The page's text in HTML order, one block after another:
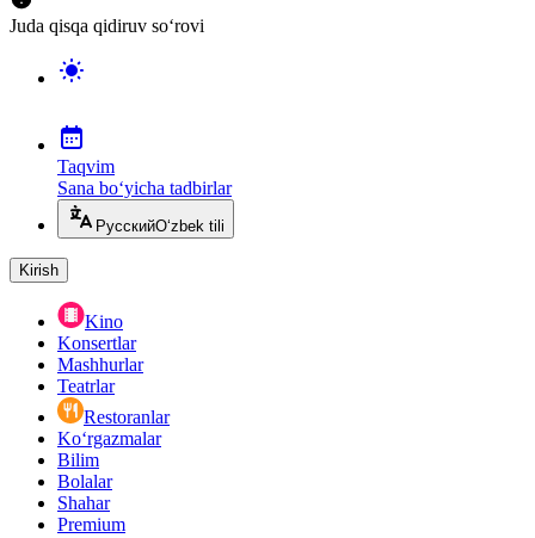
Juda qisqa qidiruv so‘rovi
Taqvim
Sana bo‘yicha tadbirlar
РусскийO‘zbek tili
Kirish
Kino
Konsertlar
Mashhurlar
Teatrlar
Restoranlar
Ko‘rgazmalar
Bilim
Bolalar
Shahar
Premium